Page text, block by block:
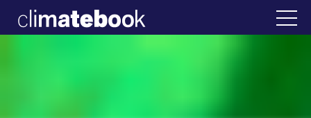
22 ΙΑΝ 2026 2025 Η άβολη αλήθεια